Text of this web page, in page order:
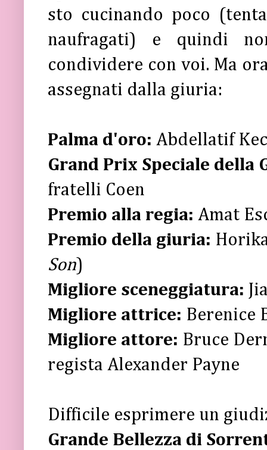
sto cucinando poco
naufragati) e quindi
condividere con voi. Ma
assegnati dalla giuria:
Palma d'oro: Abdellatif
Grand Prix Speciale della
fratelli Coen
Premio alla regia: Amat
Premio della giuria:
Son)
Migliore sceneggiatura:
Migliore attrice: Berenice
Migliore attore: Bruce
regista Alexander Payne
Difficile esprimere un
Grande Bellezza di